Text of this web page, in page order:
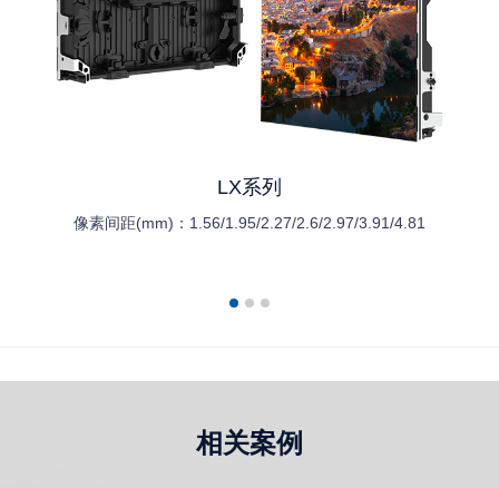
LX系列
像素间距(mm)： 1.56/1.95/2.27/2.6/2.97/3.91/4.81
相关案例